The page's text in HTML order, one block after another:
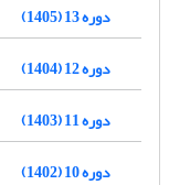
دوره 13 (1405)
دوره 12 (1404)
دوره 11 (1403)
دوره 10 (1402)